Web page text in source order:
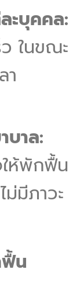
ะบุคคล:
ในขณะ
า
บาล:
ห้พักฟื้น
ม่มีภาวะ
น